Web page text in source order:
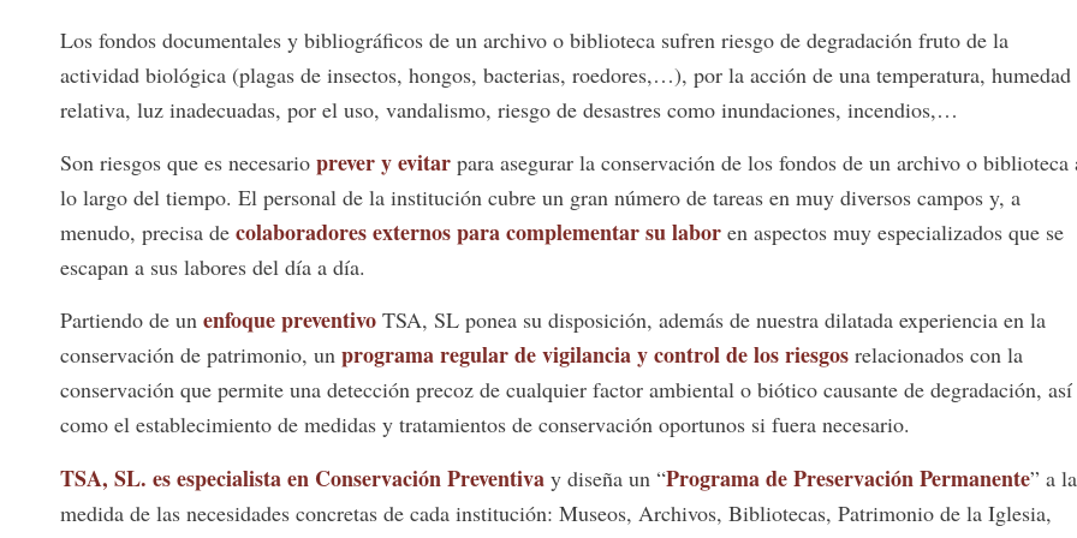
Los fondos documentales y bibliográficos de un archivo o biblioteca sufren riesgo de degradación fruto de la
actividad biológica (plagas de insectos, hongos, bacterias, roedores,…), por la acción de una temperatura, humedad
relativa, luz inadecuadas, por el uso, vandalismo, riesgo de desastres como inundaciones, incendios,…
Son riesgos que es necesario prever y evitar para asegurar la conservación de los fondos de un archivo o biblioteca
lo largo del tiempo. El personal de la institución cubre un gran número de tareas en muy diversos campos y, a
menudo, precisa de colaboradores externos para complementar su labor en aspectos muy especializados que se
escapan a sus labores del día a día.
Partiendo de un enfoque preventivo TSA, SL ponea su disposición, además de nuestra dilatada experiencia en la
conservación de patrimonio, un programa regular de vigilancia y control de los riesgos relacionados con la
conservación que permite una detección precoz de cualquier factor ambiental o biótico causante de degradación, así
como el establecimiento de medidas y tratamientos de conservación oportunos si fuera necesario.
TSA, SL. es especialista en Conservación Preventiva y diseña un “Programa de Preservación Permanente” a la
medida de las necesidades concretas de cada institución: Museos, Archivos, Bibliotecas, Patrimonio de la Iglesia,